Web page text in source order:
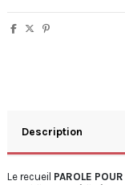
Description
Le recueil PAROLE